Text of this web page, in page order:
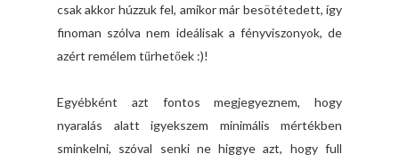
csak akkor húzzuk fel, amikor már besötétedett, így
finoman szólva nem ideálisak a fényviszonyok, de
azért remélem tűrhetőek :)!
Egyébként azt fontos megjegyeznem, hogy
nyaralás alatt igyekszem minimális mértékben
sminkelni, szóval senki ne higgye azt, hogy full